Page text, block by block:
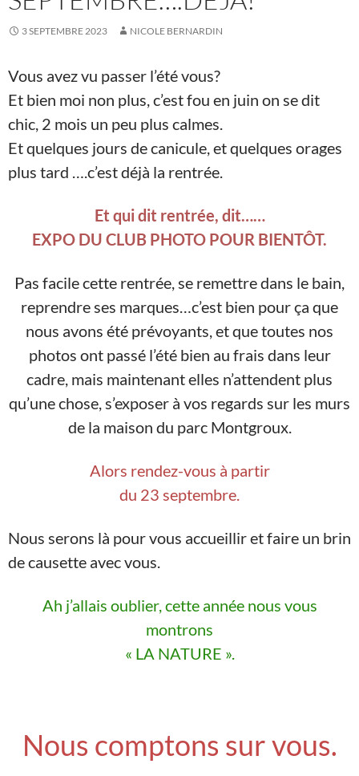
3 SEPTEMBRE 2023 NICOLE BERNARDIN
Vous avez vu passer l’été vous?
Et bien moi non plus, c’est fou en juin on se dit
chic, 2 mois un peu plus calmes.
Et quelques jours de canicule, et quelques orages
plus tard ….c’est déjà la rentrée.
Et qui dit rentrée, dit……
EXPO DU CLUB PHOTO POUR BIENTÔT.
Pas facile cette rentrée, se remettre dans le bain,
reprendre ses marques…c’est bien pour ça que
nous avons été prévoyants, et que toutes nos
photos ont passé l’été bien au frais dans leur
cadre, mais maintenant elles n’attendent plus
qu’une chose, s’exposer à vos regards sur les murs
de la maison du parc Montgroux.
Alors rendez-vous à partir
du 23 septembre.
Nous serons là pour vous accueillir et faire un brin
de causette avec vous.
Ah j’allais oublier, cette année nous vous
montrons
« LA NATURE ».
Nous comptons sur vous.